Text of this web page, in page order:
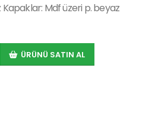
Mdf üzeri p. beyaz
ÜRÜNÜ SATIN AL